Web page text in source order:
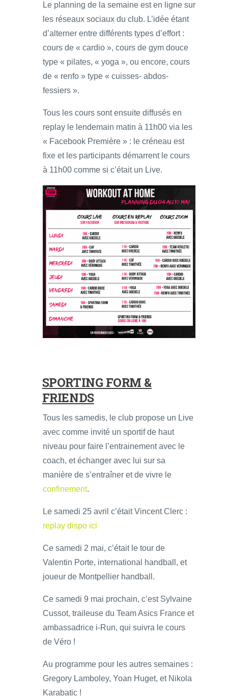
Le planning de la semaine est en ligne sur
les réseaux sociaux du club. L’idée étant
d’alterner entre différents types d’effort :
cours de « cardio », cours de gym douce
type « pilates, « yoga », ou encore, cours
de « renfo » type « cuisses- abdos-
fessiers ».
Tous les cours sont ensuite diffusés en
replay le lendemain matin à 11h00 via les
« Facebook Première » : le créneau est
fixe et les participants démarrent le cours
à 11h00 comme si c’était un Live.
SPORTING FORM &
FRIENDS
Tous les samedis, le club propose un Live
avec comme invité un sportif de haut
niveau pour faire l’entrainement avec le
coach, et échanger avec lui sur sa
manière de s’entraîner et de vivre le
confinement.
Le samedi 25 avril c’était Vincent Clerc :
replay dispo ici
Ce samedi 2 mai, c’était le tour de
Valentin Porte, international handball, et
joueur de Montpellier handball.
Ce samedi 9 mai prochain, c’est Sylvaine
Cussot, traileuse du Team Asics France et
ambassadrice i-Run, qui suivra le cours
de Véro !
Au programme pour les autres semaines :
Gregory Lamboley, Yoan Huget, et Nikola
Karabatic !